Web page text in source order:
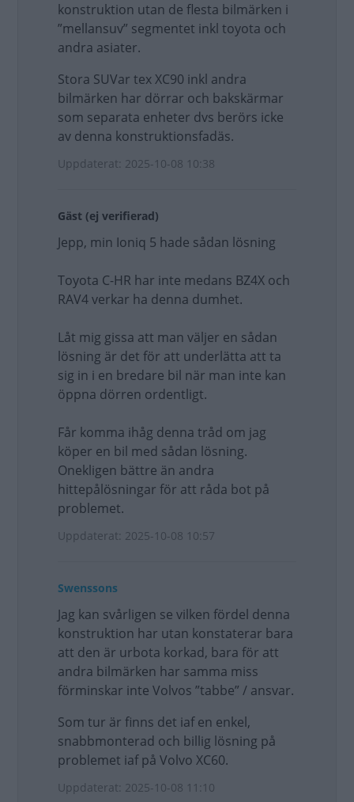
konstruktion utan de flesta bilmärken i
”mellansuv” segmentet inkl toyota och
andra asiater.
Stora SUVar tex XC90 inkl andra
bilmärken har dörrar och bakskärmar
som separata enheter dvs berörs icke
av denna konstruktionsfadäs.
Uppdaterat: 2025-10-08 10:38
Gäst (ej verifierad)
Jepp, min Ioniq 5 hade sådan lösning
Toyota C-HR har inte medans BZ4X och
RAV4 verkar ha denna dumhet.
Låt mig gissa att man väljer en sådan
lösning är det för att underlätta att ta
sig in i en bredare bil när man inte kan
öppna dörren ordentligt.
Får komma ihåg denna tråd om jag
köper en bil med sådan lösning.
Onekligen bättre än andra
hittepålösningar för att råda bot på
problemet.
Uppdaterat: 2025-10-08 10:57
Swenssons
Jag kan svårligen se vilken fördel denna
konstruktion har utan konstaterar bara
att den är urbota korkad, bara för att
andra bilmärken har samma miss
förminskar inte Volvos ”tabbe” / ansvar.
Som tur är finns det iaf en enkel,
snabbmonterad och billig lösning på
problemet iaf på Volvo XC60.
Uppdaterat: 2025-10-08 11:10